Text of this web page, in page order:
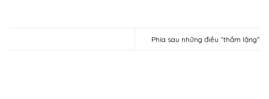
Phía sau những điều “thầm lặng”